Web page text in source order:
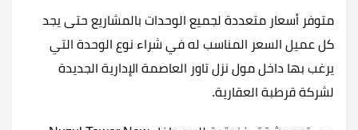
متوفر أسعار متعددة لجميع الوحدات بالمشاريع حتى يجد
كل عميل السعر المناسب له في شراء نوع الوحدة التي
يرغب بها داخل مول نزل تاور العاصمة الإدارية الجديدة
لشركة قرطبة العقارية.